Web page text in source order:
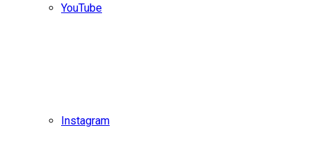
YouTube
Instagram